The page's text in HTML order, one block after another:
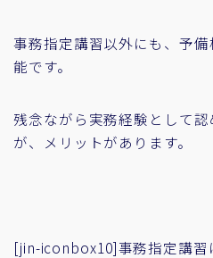
事務指定講習以外にも、予
能です。
残念ながら実務経験として
が、メリットがあります。
[jin-iconbox10]事務指定講習